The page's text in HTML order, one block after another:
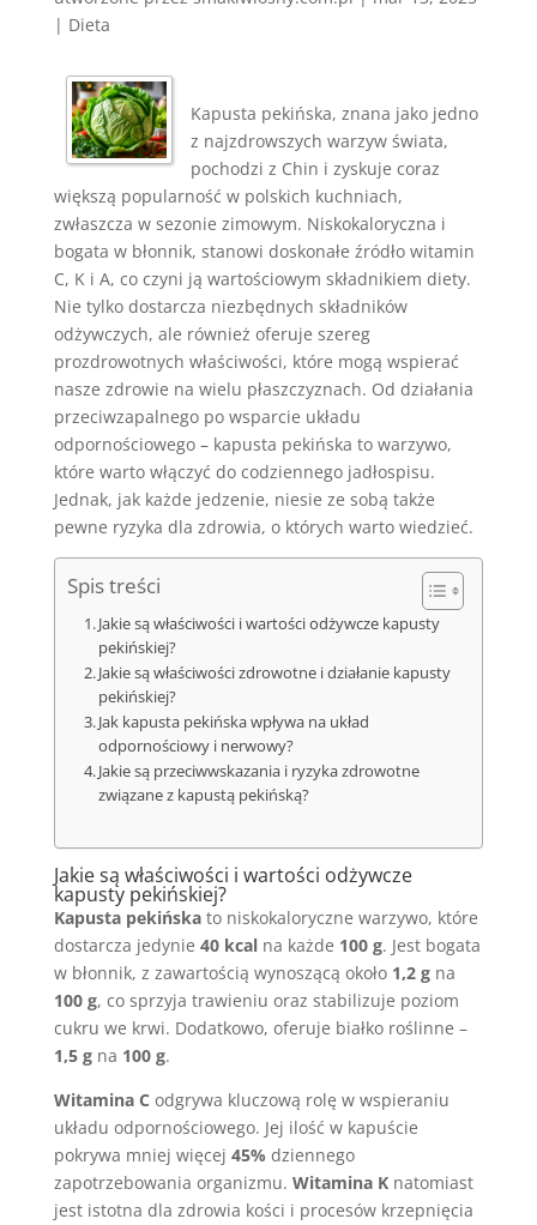
| Dieta
Kapusta pekińska, znana jako jedno
z najzdrowszych warzyw świata,
pochodzi z Chin i zyskuje coraz
większą popularność w polskich kuchniach,
zwłaszcza w sezonie zimowym. Niskokaloryczna i
bogata w błonnik, stanowi doskonałe źródło witamin
C, K i A, co czyni ją wartościowym składnikiem diety.
Nie tylko dostarcza niezbędnych składników
odżywczych, ale również oferuje szereg
prozdrowotnych właściwości, które mogą wspierać
nasze zdrowie na wielu płaszczyznach. Od działania
przeciwzapalnego po wsparcie układu
odpornościowego – kapusta pekińska to warzywo,
które warto włączyć do codziennego jadłospisu.
Jednak, jak każde jedzenie, niesie ze sobą także
pewne ryzyka dla zdrowia, o których warto wiedzieć.
Spis treści
Jakie są właściwości i wartości odżywcze kapusty
pekińskiej?
Jakie są właściwości zdrowotne i działanie kapusty
pekińskiej?
Jak kapusta pekińska wpływa na układ
odpornościowy i nerwowy?
Jakie są przeciwwskazania i ryzyka zdrowotne
związane z kapustą pekińską?
Jakie są właściwości i wartości odżywcze
kapusty pekińskiej?
Kapusta pekińskato niskokaloryczne warzywo, które
dostarcza jedynie 40 kcalna każde 100 g. Jest bogata
w błonnik, z zawartością wynoszącą około 1,2 gna
100 g, co sprzyja trawieniu oraz stabilizuje poziom
cukru we krwi. Dodatkowo, oferuje białko roślinne –
1,5 gna 100 g.
Witamina C odgrywa kluczową rolę w wspieraniu
układu odpornościowego. Jej ilość w kapuście
pokrywa mniej więcej 45% dziennego
zapotrzebowania organizmu. Witamina Knatomiast
jest istotna dla zdrowia kości i procesów krzepnięcia